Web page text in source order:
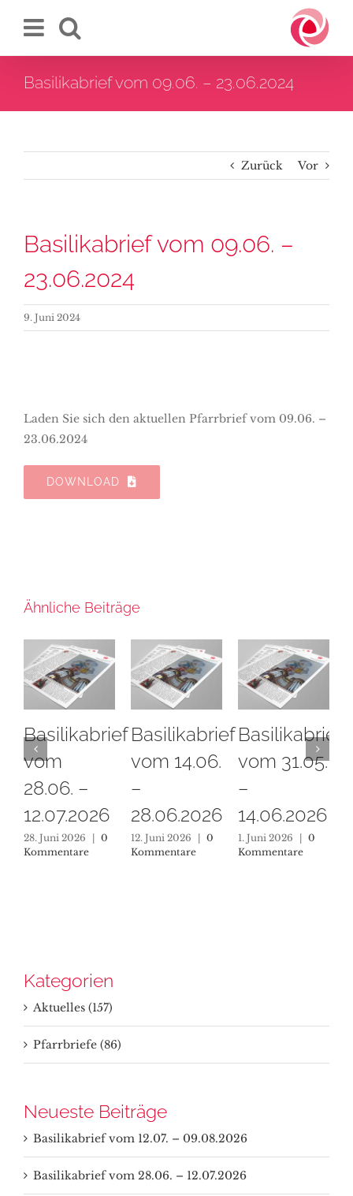
Inhalt
Basilikabrief vom 09.06. – 23.06.2024
Zurück Vor
Basilikabrief vom 09.06. –
23.06.2024
9. Juni 2024
Laden Sie sich den aktuellen Pfarrbrief vom 09.06. –
23.06.2024
DOWNLOAD
Ähnliche Beiträge
Basilikabrief
vom
28.06. –
12.07.2026
28. Juni 2026 |
Kommentare
Basilikabrief
vom 14.06.
28.06.2026
12. Juni 2026 |
Kommentare
Basilikabrief
vom 31.05.
14.06.2026
1. Juni 2026 |
Kommentare
Kategorien
Aktuelles (157)
Pfarrbriefe (86)
Neueste Beiträge
Basilikabrief vom 12.07. – 09.08.2026
Basilikabrief vom 28.06. – 12.07.2026